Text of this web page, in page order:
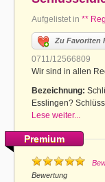
Aufgelistet in **
Zu Favoriten
0711/12566809
Wir sind in allen
Bezeichnung:
Esslingen?
Lese weiter...
Premium
Bewertung